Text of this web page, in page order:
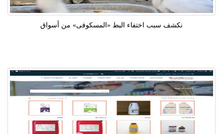
نكشف سبب اختفاء البط «المسكوفى» من أسواق